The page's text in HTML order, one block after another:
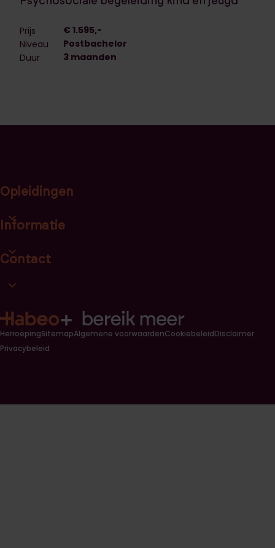
Prijs
€ 1.595,-
Niveau
Postbachelor
Duur
3 maanden
Opleidingen
Open opleidingscategorieën link lijst
Informatie
Open informatie link lijst
Contact
Open contact link lijst
HerroepingSitemapAlgemene voorwaardenCookiebeleidDisclaimer
Privacybeleid